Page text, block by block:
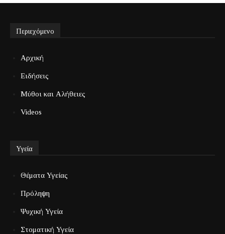
Περιεχόμενο
Αρχική
Ειδήσεις
Μύθοι και Αλήθειες
Videos
Υγεία
Θέματα Υγείας
Πρόληψη
Ψυχική Υγεία
Στοματική Υγεία